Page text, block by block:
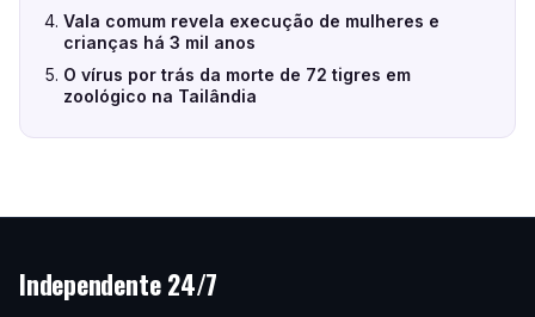
Vala comum revela execução de mulheres e
crianças há 3 mil anos
O vírus por trás da morte de 72 tigres em
zoológico na Tailândia
Independente 24/7